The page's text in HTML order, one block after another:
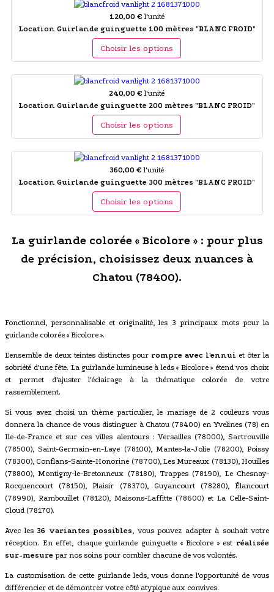
120,00 € l'unité
Location Guirlande guinguette 100 mètres "BLANC FROID"
Choisir les options
240,00 € l'unité
Location Guirlande guinguette 200 mètres "BLANC FROID"
Choisir les options
360,00 € l'unité
Location Guirlande guinguette 300 mètres "BLANC FROID"
Choisir les options
La guirlande colorée « Bicolore » : pour plus
de précision, choisissez deux nuances à
Chatou (78400).
Fonctionnel, personnalisable et originalité, les 3 principaux mots pour la
guirlande colorée « Bicolore ».
L'ensemble de deux teintes distinctes pour rompre avec l'ennui et ôter la
sobriété d'une fête. La guirlande lumineuse à leds « Bicolore » étend vos choix
et permet d'ajuster l'éclairage à la thématique colorée de votre
rassemblement.
Si vous avez choisi un thème particulier, le mariage de 2 couleurs vous
donnera la chance de vous distinguer à Chatou (78400) en Yvelines (78) en
Ile-de-France et sur ces villes alentours : Versailles (78000), Sartrouville
(78500), Saint-Germain-en-Laye (78100), Mantes-la-Jolie (78200), Poissy
(78300), Conflans-Sainte-Honorine (78700), Les Mureaux (78130), Houilles
(78800), Montigny-le-Bretonneux (78180), Trappes (78190), Le Chesnay-
Rocquencourt (78150), Plaisir (78370), Guyancourt (78280), Élancourt
(78990), Rambouillet (78120), Maisons-Laffitte (78600) et La Celle-Saint-
Cloud (78170).
Avec les 36 variantes possibles, vous pouvez adapter à souhait votre
réception. En effet, chaque guirlande guinguette « Bicolore » est réalisée
sur-mesure par nos soins pour combler chacune de vos volontés.
La customisation de cette guirlande leds, vous donne l'opportunité de vous
différencier et de démontrer votre côté atypique aux convives.